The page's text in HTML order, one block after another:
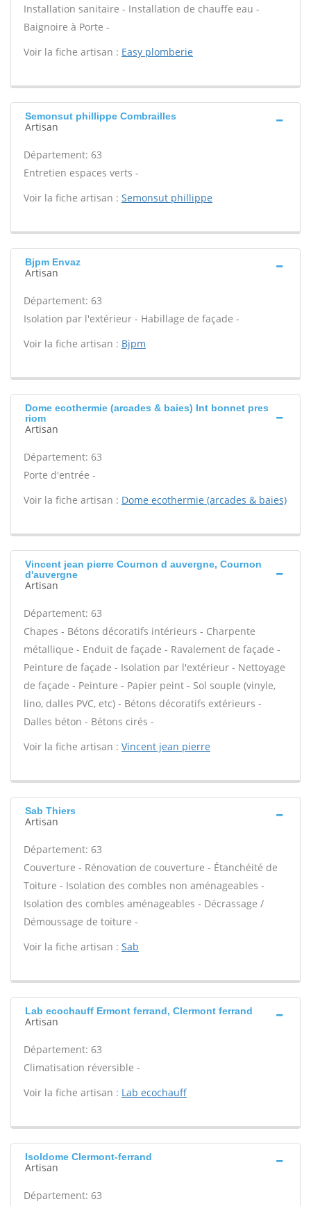
Installation sanitaire - Installation de chauffe eau -
Baignoire à Porte -
Voir la fiche artisan : Easy plomberie
Semonsut phillippe Combrailles
Artisan
Département: 63
Entretien espaces verts -
Voir la fiche artisan : Semonsut phillippe
Bjpm Envaz
Artisan
Département: 63
Isolation par l'extérieur - Habillage de façade -
Voir la fiche artisan : Bjpm
Dome ecothermie (arcades & baies) Int bonnet pres
riom
Artisan
Département: 63
Porte d'entrée -
Voir la fiche artisan : Dome ecothermie (arcades & baies)
Vincent jean pierre Cournon d auvergne, Cournon
d'auvergne
Artisan
Département: 63
Chapes - Bétons décoratifs intérieurs - Charpente
métallique - Enduit de façade - Ravalement de façade -
Peinture de façade - Isolation par l'extérieur - Nettoyage
de façade - Peinture - Papier peint - Sol souple (vinyle,
lino, dalles PVC, etc) - Bétons décoratifs extérieurs -
Dalles béton - Bétons cirés -
Voir la fiche artisan : Vincent jean pierre
Sab Thiers
Artisan
Département: 63
Couverture - Rénovation de couverture - Étanchéité de
Toiture - Isolation des combles non aménageables -
Isolation des combles aménageables - Décrassage /
Démoussage de toiture -
Voir la fiche artisan : Sab
Lab ecochauff Ermont ferrand, Clermont ferrand
Artisan
Département: 63
Climatisation réversible -
Voir la fiche artisan : Lab ecochauff
Isoldome Clermont-ferrand
Artisan
Département: 63